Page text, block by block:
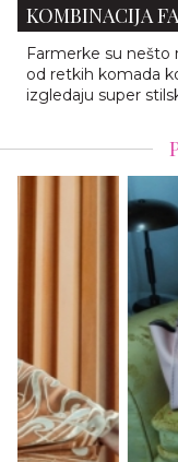
KOMBINACIJA
Farmerke su nešto
od retkih komada
izgledaju super